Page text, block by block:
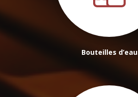
Bouteilles d’eau